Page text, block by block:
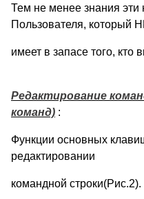
Тем не менее знания
Пользователя, который
имеет в запасе того, кто
Редактирование
команд) :
Функции основных
редактировании
командной строки(Рис.2).